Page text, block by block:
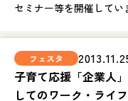
セミナー等を開催してい
子育て応援「企業人
してのワーク・ライ